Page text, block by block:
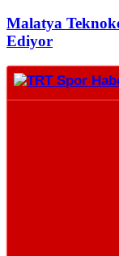
Malatya
Ediyor